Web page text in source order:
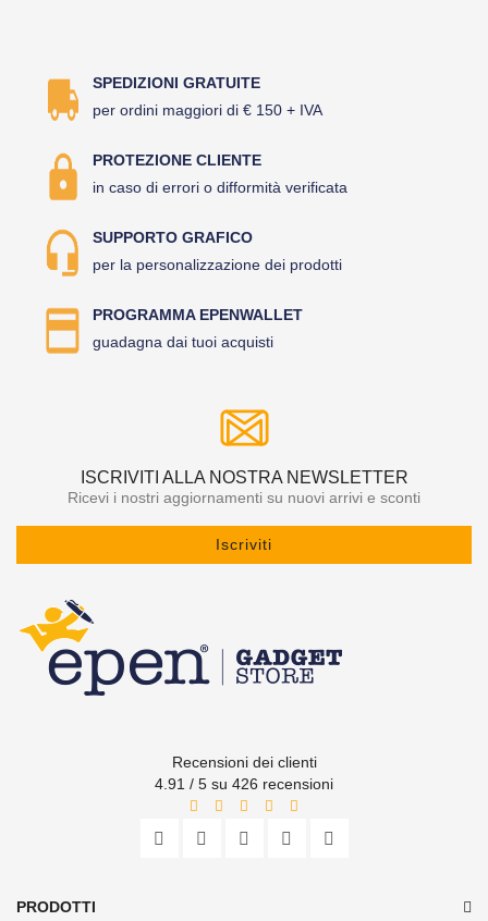
SPEDIZIONI GRATUITE
per ordini maggiori di € 150 + IVA
PROTEZIONE CLIENTE
in caso di errori o difformità verificata
SUPPORTO GRAFICO
per la personalizzazione dei prodotti
PROGRAMMA EPENWALLET
guadagna dai tuoi acquisti
ISCRIVITI ALLA NOSTRA NEWSLETTER
Ricevi i nostri aggiornamenti su nuovi arrivi e sconti
Iscriviti
Recensioni dei clienti
4.91 / 5 su 426 recensioni
PRODOTTI